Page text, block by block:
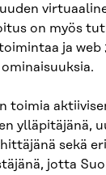
on myös
ja web
toimia
ylläpitäjänä,
sekä
jotta